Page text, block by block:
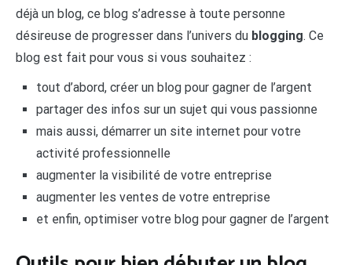
déjà un blog, ce blog s’adresse à toute personne
désireuse de progresser dans l’univers du blogging. Ce
blog est fait pour vous si vous souhaitez :
tout d’abord, créer un blog pour gagner de l’argent
partager des infos sur un sujet qui vous passionne
mais aussi, démarrer un site internet pour votre
activité professionnelle
augmenter la visibilité de votre entreprise
augmenter les ventes de votre entreprise
et enfin, optimiser votre blog pour gagner de l’argent